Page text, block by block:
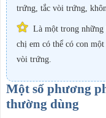
trứng, tắc vòi trứng,
Là một trong những
chị em có thể có con
vòi trứng.
Một số phương
thường dùng